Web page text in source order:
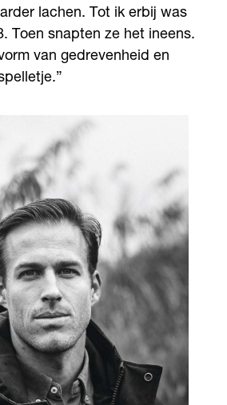
lachen. Tot ik erbij was
Toen snapten ze het ineens.
van gedrevenheid en